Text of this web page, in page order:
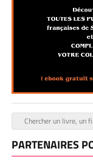
PARTENAIRES